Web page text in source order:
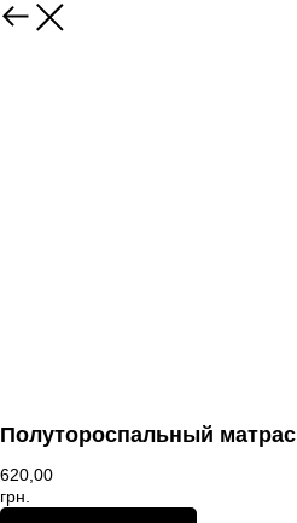
В магазин
Полутороспальный матрас
620,00
грн.